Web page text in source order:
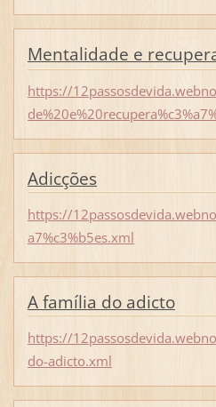
Mentalidade e
https://
Adicções
https://
a7%c3%b5es.xml
A família do adicto
https://
do-adicto.xml